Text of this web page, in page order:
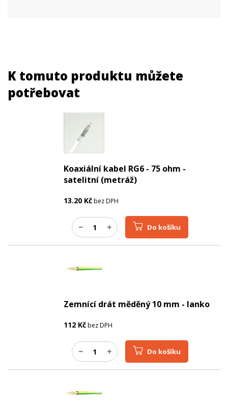
K tomuto produktu můžete
potřebovat
Koaxiální kabel RG6 - 75 ohm -
satelitní (metráž)
13.20 Kčbez DPH
Do košíku
Zemnící drát měděný 10 mm - lanko
112 Kčbez DPH
Do košíku